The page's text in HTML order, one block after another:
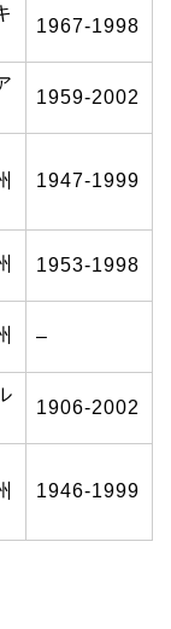
1967-1998
1959-2002
1947-1999
1953-1998
–
1906-2002
1946-1999